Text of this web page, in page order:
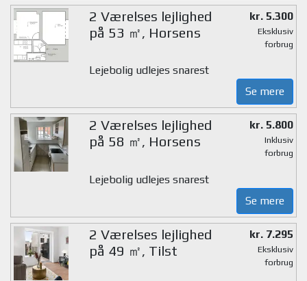
2 Værelses lejlighed
på 53 ㎡, Horsens
kr. 5.300
Eksklusiv
forbrug
Lejebolig udlejes snarest
Se mere
2 Værelses lejlighed
på 58 ㎡, Horsens
kr. 5.800
Inklusiv
forbrug
Lejebolig udlejes snarest
Se mere
2 Værelses lejlighed
på 49 ㎡, Tilst
kr. 7.295
Eksklusiv
forbrug